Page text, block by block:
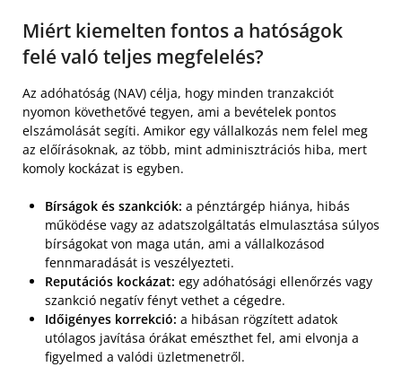
Miért kiemelten fontos a hatóságok
felé való teljes megfelelés?
Az adóhatóság (NAV) célja, hogy minden tranzakciót
nyomon követhetővé tegyen, ami a bevételek pontos
elszámolását segíti. Amikor egy vállalkozás nem felel meg
az előírásoknak, az több, mint adminisztrációs hiba, mert
komoly kockázat is egyben.
Bírságok és szankciók: a pénztárgép hiánya, hibás
működése vagy az adatszolgáltatás elmulasztása súlyos
bírságokat von maga után, ami a vállalkozásod
fennmaradását is veszélyezteti.
Reputációs kockázat: egy adóhatósági ellenőrzés vagy
szankció negatív fényt vethet a cégedre.
Időigényes korrekció: a hibásan rögzített adatok
utólagos javítása órákat emészthet fel, ami elvonja a
figyelmed a valódi üzletmenetről.